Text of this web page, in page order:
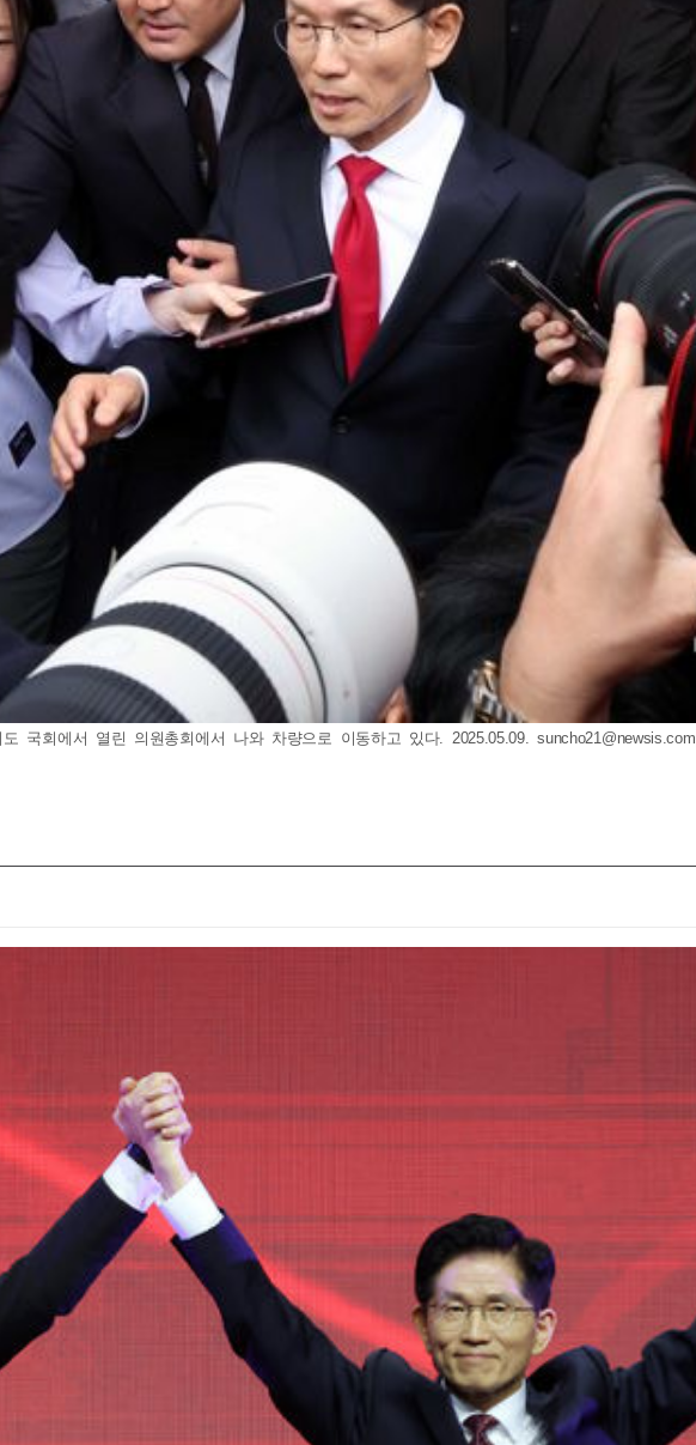
국회에서 열린 의원총회에서 나와 차량으로 이동하고 있다. 2025.05.09.suncho21@newsis.com